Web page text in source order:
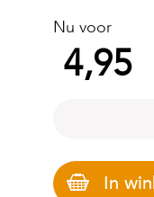
Nu voor
4,95
In